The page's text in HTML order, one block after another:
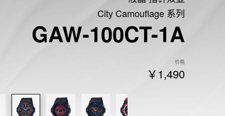
City Camouflage 系列
GAW-100CT-1A
价格
￥1,490